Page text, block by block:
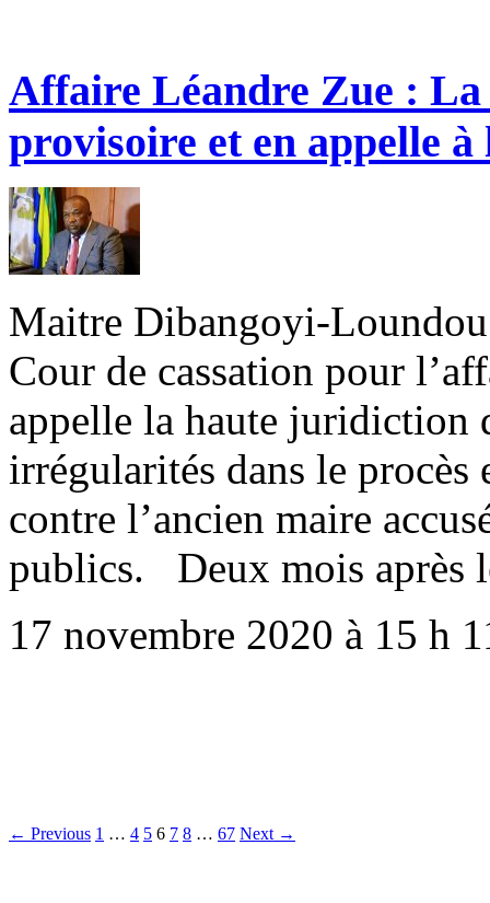
Affaire Léandre Zue : La
provisoire et en appelle
Maitre Dibangoyi-
Cour de cassation pour
appelle la haute juridiction
irrégularités dans le
contre l’ancien maire
publics. Deux mois
17 novembre 2020 à 15 h
← Previous 1 … 4 5 6 7 8 … 67 Next →